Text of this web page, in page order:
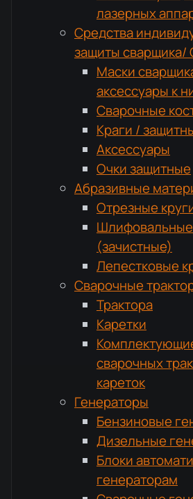
лазерных
Средства
защиты сварщика/
Маски
аксессуары к
Сварочные
Краги /
Аксессуары
Очки защитные
Абразивные
Отрезные
Шлифовальные
(зачистные)
Лепестковые
Сварочные
Трактора
Каретки
сварочных
кареток
Генераторы
Бензиновые
Дизельные
Блоки
генераторам